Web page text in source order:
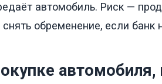
автомобиль. Риск —
обременение, если банк